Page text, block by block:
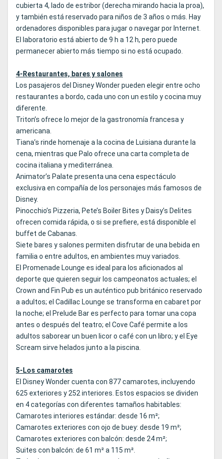
cubierta 4, lado de estribor (derecha mirando hacia la proa),
y también está reservado para niños de 3 años o más. Hay
ordenadores disponibles para jugar o navegar por Internet.
El laboratorio está abierto de 9 h a 12 h, pero puede
permanecer abierto más tiempo si no está ocupado.
4-Restaurantes, bares y salones
Los pasajeros del Disney Wonder pueden elegir entre ocho
restaurantes a bordo, cada uno con un estilo y cocina muy
diferente.
Triton’s ofrece lo mejor de la gastronomía francesa y
americana.
Tiana’s rinde homenaje a la cocina de Luisiana durante la
cena, mientras que Palo ofrece una carta completa de
cocina italiana y mediterránea.
Animator’s Palate presenta una cena espectáculo
exclusiva en compañía de los personajes más famosos de
Disney.
Pinocchio’s Pizzeria, Pete’s Boiler Bites y Daisy’s Delites
ofrecen comida rápida, o si se prefiere, está disponible el
buffet de Cabanas.
Siete bares y salones permiten disfrutar de una bebida en
familia o entre adultos, en ambientes muy variados.
El Promenade Lounge es ideal para los aficionados al
deporte que quieren seguir los campeonatos actuales; el
Crown and Fin Pub es un auténtico pub británico reservado
a adultos; el Cadillac Lounge se transforma en cabaret por
la noche; el Prelude Bar es perfecto para tomar una copa
antes o después del teatro; el Cove Café permite a los
adultos saborear un buen licor o café con un libro; y el Eye
Scream sirve helados junto a la piscina.
5-Los camarotes
El Disney Wonder cuenta con 877 camarotes, incluyendo
625 exteriores y 252 interiores. Estos espacios se dividen
en 4 categorías con diferentes tamaños habitables:
Camarotes interiores estándar: desde 16 m²;
Camarotes exteriores con ojo de buey: desde 19 m²;
Camarotes exteriores con balcón: desde 24 m²;
Suites con balcón: de 61 m² a 115 m².